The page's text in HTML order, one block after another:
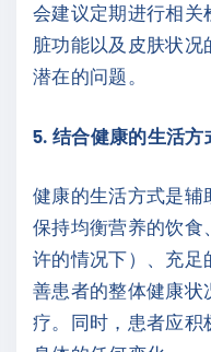
会建议定期进行相关
脏功能以及皮肤状
潜在的问题。
5. 结合健康的生活方
健康的生活方式是辅
保持均衡营养的饮食
许的情况下）、充足
善患者的整体健康状
疗。同时，患者应积